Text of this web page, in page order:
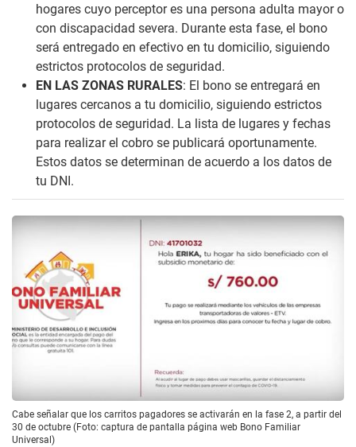
hogares cuyo perceptor es una persona adulta mayor o
con discapacidad severa. Durante esta fase, el bono
será entregado en efectivo en tu domicilio, siguiendo
estrictos protocolos de seguridad.
EN LAS ZONAS RURALES: El bono se entregará en
lugares cercanos a tu domicilio, siguiendo estrictos
protocolos de seguridad. La lista de lugares y fechas
para realizar el cobro se publicará oportunamente.
Estos datos se determinan de acuerdo a los datos de
tu DNI.
Cabe señalar que los carritos pagadores se activarán en la fase 2, a partir del
30 de octubre (Foto: captura de pantalla página web Bono Familiar
Universal)